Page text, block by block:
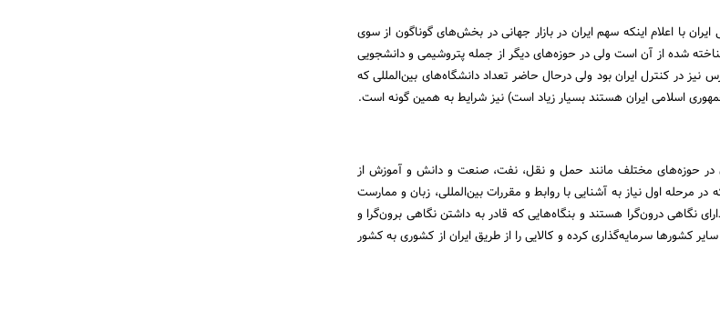
با اعلام اینکه سهم ایران در بازار جهانی در بخش‌های گوناگون از سوی
شده از آن است ولی در حوزه‌های دیگر از جمله پتروشیمی و دانشجویی
در کنترل ایران بود ولی درحال حاضر تعداد دانشگاه‌های بین‌المللی که
اسلامی ایران هستند بسیار زیاد است) نیز شرایط به همین گونه است.
در حوزه‌های مختلف مانند حمل و نقل، نفت، صنعت و دانش و آموزش از
در مرحله اول نیاز به آشنایی با روابط و مقررات بین‌المللی، زبان و ممارست
نگاهی درون‌گرا هستند و بنگاه‌هایی که قادر به داشتن نگاهی برون‌گرا و
کشورها سرمایه‌گذاری کرده و کالایی را از طریق ایران از کشوری به کشور